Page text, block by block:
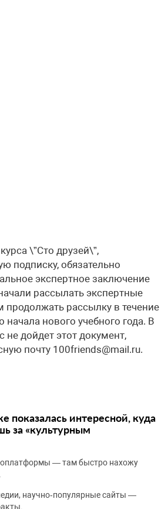
\”Сто друзей\”,
подписку, обязательно
экспертное заключение
рассылать экспертные
продолжать рассылку в течение
начала нового учебного года. В
не дойдет этот документ,
почту 100friends@mail.ru.
показалась интересной, куда
за «культурным
— там быстро нахожу
научно‑популярные сайты —